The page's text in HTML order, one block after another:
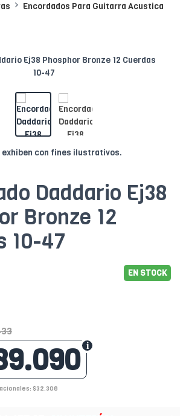
Encordados Para Guitarra Acustica
exhiben con fines ilustrativos.
Daddario Ej38
Bronze 12
10-47
EN STOCK
$32.306